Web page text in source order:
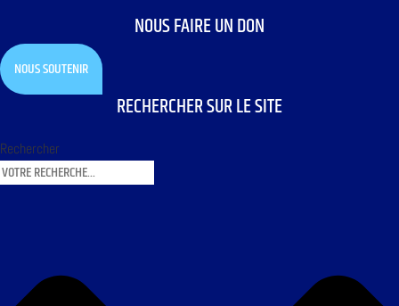
NOUS FAIRE UN DON
NOUS SOUTENIR
RECHERCHER SUR LE SITE
Rechercher